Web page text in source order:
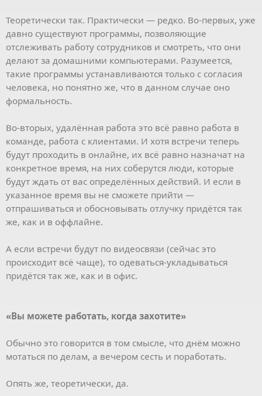
Теоретически так. Практически — редко. Во-первых, уже
давно существуют программы, позволяющие
отслеживать работу сотрудников и смотреть, что они
делают за домашними компьютерами. Разумеется,
такие программы устанавливаются только с согласия
человека, но понятно же, что в данном случае оно
формальность.
Во-вторых, удалённая работа это всё равно работа в
команде, работа с клиентами. И хотя встречи теперь
будут проходить в онлайне, их всё равно назначат на
конкретное время, на них соберутся люди, которые
будут ждать от вас определённых действий. И если в
указанное время вы не сможете прийти —
отпрашиваться и обосновывать отлучку придётся так
же, как и в оффлайне.
А если встречи будут по видеосвязи (сейчас это
происходит всё чаще), то одеваться-укладываться
придётся так же, как и в офис.
«Вы можете работать, когда захотите»
Обычно это говорится в том смысле, что днём можно
мотаться по делам, а вечером сесть и поработать.
Опять же, теоретически, да.